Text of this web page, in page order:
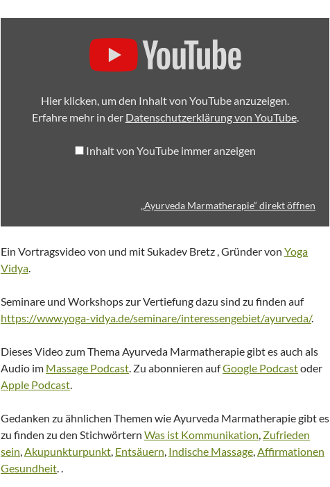
Hier klicken, um den Inhalt von YouTube anzuzeigen.
Erfahre mehr in der Datenschutzerklärung von YouTube.
Inhalt von YouTube immer anzeigen
„Ayurveda Marmatherapie“ direkt öffnen
Ein Vortragsvideo von und mit Sukadev Bretz , Gründer von Yoga
Vidya.
Seminare und Workshops zur Vertiefung dazu sind zu finden auf
https://www.yoga-vidya.de/seminare/interessengebiet/ayurveda/.
Dieses Video zum Thema Ayurveda Marmatherapie gibt es auch als
Audio im Massage Podcast. Zu abonnieren aufGoogle Podcastoder
Apple Podcast.
Gedanken zu ähnlichen Themen wie Ayurveda Marmatherapie gibt es
zu finden zu den Stichwörtern Was ist Kommunikation, Zufrieden
sein,Akupunkturpunkt, Entsäuern, Indische Massage,Affirmationen
Gesundheit. .